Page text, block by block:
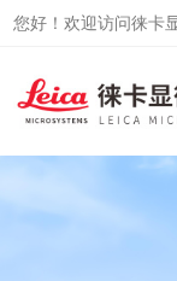
您好！欢迎访问徕卡